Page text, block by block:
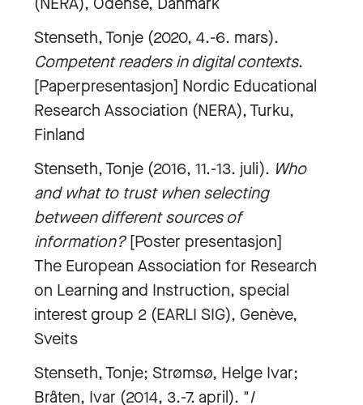
Stenseth, Tonje (2020, 4.-6. mars).
Competent readers in digital contexts.
[Paperpresentasjon] Nordic Educational
Research Association (NERA), Turku,
Finland
Stenseth, Tonje (2016, 11.-13. juli). Who
and what to trust when selecting
between different sources of
information?[Poster presentasjon]
The European Association for Research
on Learning and Instruction, special
interest group 2 (EARLI SIG), Genève,
Sveits
Stenseth, Tonje; Strømsø, Helge Ivar;
Bråten, Ivar (2014, 3.-7. april). "I